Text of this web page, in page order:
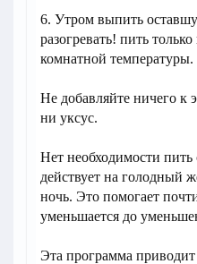
6. Утром выпить
разогревать! пить
комнатной температуры.
Не добавляйте ничего к
ни уксус.
Нет необходимости
действует на голодный
ночь. Это помогает
уменьшается до
Эта программа